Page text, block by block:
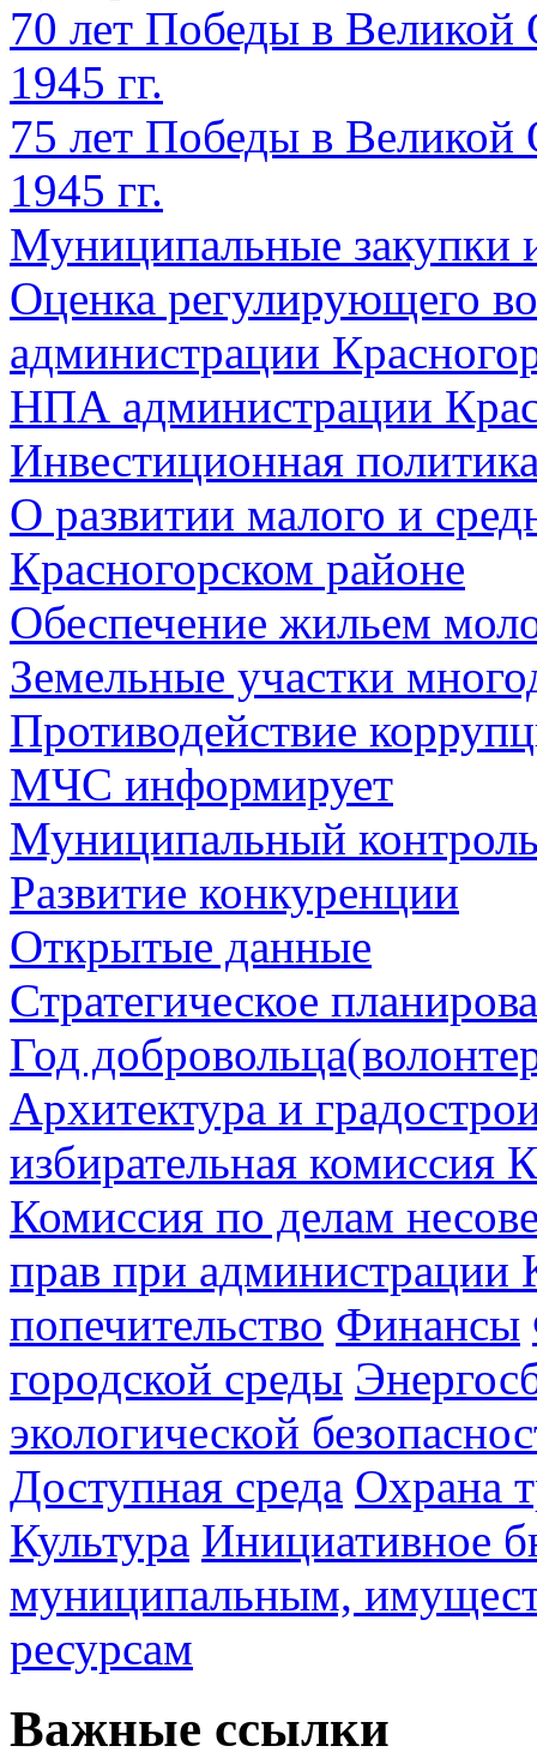
70 лет Победы в Великой
1945 гг.
75 лет Победы в Великой
1945 гг.
Муниципальные закупки
Оценка регулирующего
администрации
НПА администрации
Инвестиционная
О развитии малого и
Красногорском районе
Обеспечение жильем
Земельные участки
Противодействие
МЧС информирует
Муниципальный
Развитие конкуренции
Открытые данные
Стратегическое
Год
Архитектура и
избирательная комиссия
Комиссия по делам
прав при администрации
попечительство Финансы
городской среды
экологической
Доступная среда Охрана
Культура Инициативное
муниципальным,
ресурсам
Важные ссылки